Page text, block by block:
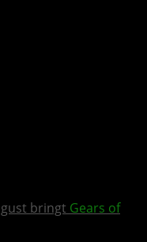
bringt Gears of